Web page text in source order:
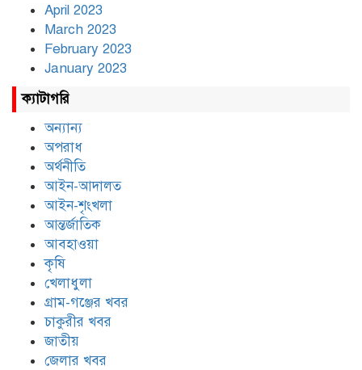
April 2023
March 2023
February 2023
January 2023
ক্যাটাগরি
অন্যান্য
অপরাধ
অর্থনীতি
আইন-আদালত
আইন-শৃংখলা
আন্তর্জাতিক
আবহাওয়া
কৃষি
খেলাধুলা
গ্রাম-গঞ্জের খবর
চাকুরীর খবর
জাতীয়
জেলার খবর